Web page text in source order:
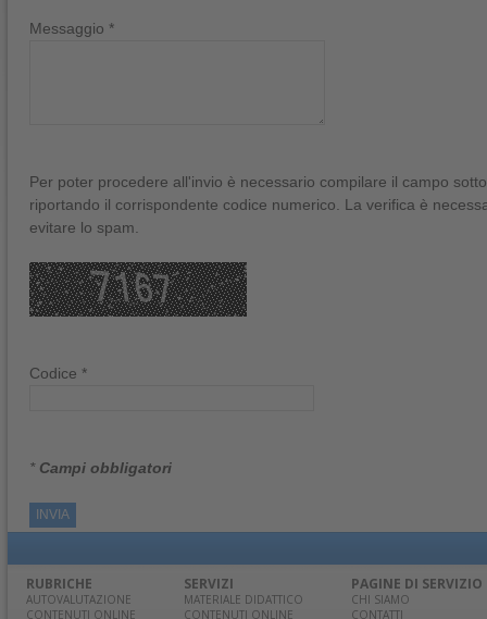
Messaggio *
Per poter procedere all'invio è necessario compilare il campo
riportando il corrispondente codice numerico. La verifica è
evitare lo spam.
Codice *
* Campi obbligatori
RUBRICHE
AUTOVALUTAZIONE
CONTENUTI ONLINE
SERVIZI
MATERIALE DIDATTICO
CONTENUTI ONLINE
PAGINE DI SERVIZIO
CHI SIAMO
CONTATTI